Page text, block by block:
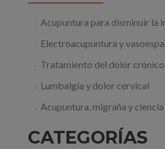
Acupuntura para disminuir la
Electroacupuntura y
Tratamiento del dolor
Lumbalgia y dolor cervical
Acupuntura, migraña y ciencia
CATEGORÍAS